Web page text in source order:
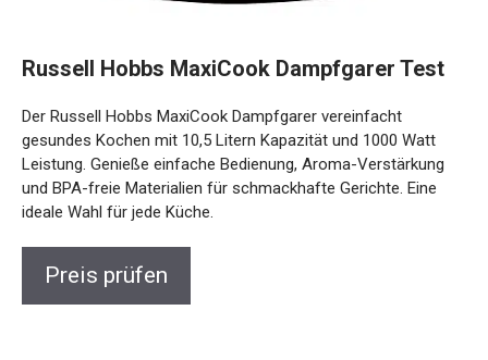
Russell Hobbs MaxiCook Dampfgarer Test
Der Russell Hobbs MaxiCook Dampfgarer vereinfacht
gesundes Kochen mit 10,5 Litern Kapazität und 1000 Watt
Leistung. Genieße einfache Bedienung, Aroma-Verstärkung
und BPA-freie Materialien für schmackhafte Gerichte. Eine
ideale Wahl für jede Küche.
Preis prüfen